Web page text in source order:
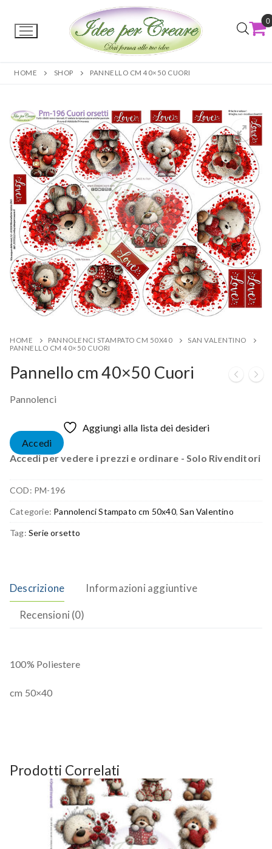
0
HOME SHOP PANNELLO CM 40×50 CUORI
HOME PANNOLENCI STAMPATO CM 50X40
SAN VALENTINO
PANNELLO CM 40×50 CUORI
Pannello cm 40×50 Cuori
Pannolenci
Aggiungi alla lista dei desideri
Accedi
Accedi per vedere i prezzi e ordinare - Solo Rivenditori
COD: PM-196
Categorie: Pannolenci Stampato cm 50x40,San Valentino
Tag: Serie orsetto
Descrizione Informazioni aggiuntive
Recensioni (0)
100% Poliestere
cm 50×40
Prodotti Correlati